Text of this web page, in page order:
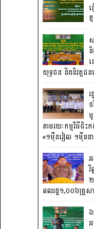
យុទ្ធជន និងនិវត្តជ
តាមរយៈកម្មវិធីជិះ
«១ម៉ឺនរៀល ១ម៉ឺនន
ពលរដ្ឋ១,០០៦គ្រួស